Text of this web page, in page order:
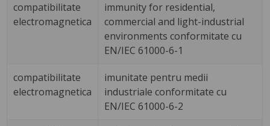
compatibilitate
electromagnetica
immunity for residential,
commercial and light-industrial
environments conformitate cu
EN/IEC 61000-6-1
compatibilitate
electromagnetica
imunitate pentru medii
industriale conformitate cu
EN/IEC 61000-6-2